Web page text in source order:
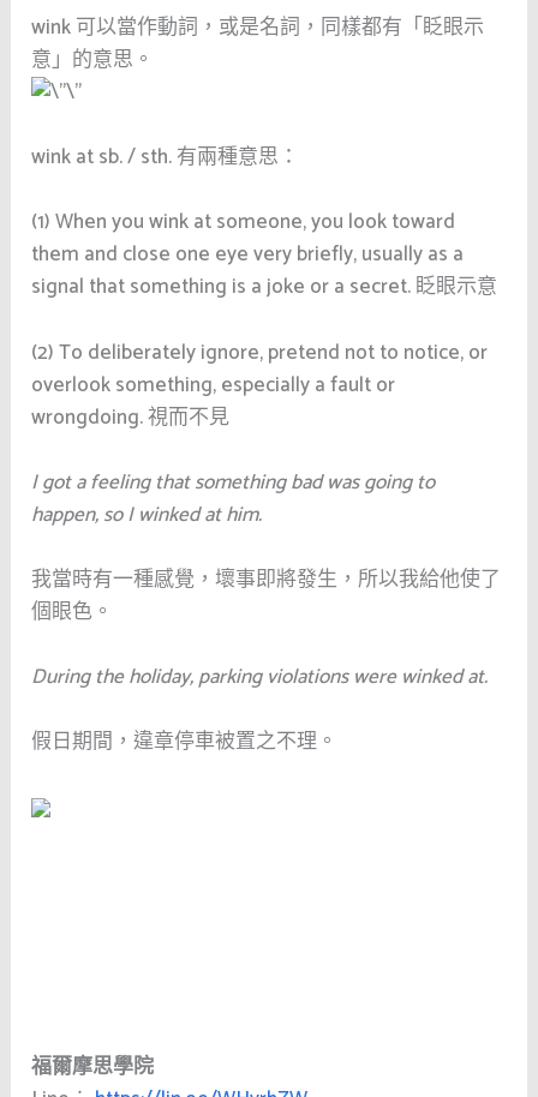
wink 可以當作動詞，或是名詞，同樣都有「眨眼示
意」的意思。
wink at sb. / sth. 有兩種意思：
(1) When you wink at someone, you look toward
them and close one eye very briefly, usually as a
signal that something is a joke or a secret.眨眼示意
(2) To deliberately ignore, pretend not to notice, or
overlook something, especially a fault or
wrongdoing.視而不見
I got a feeling that something bad was going to
happen, so I winked at him.
我當時有一種感覺，壞事即將發生，所以我給他使了
個眼色。
During the holiday, parking violations were winked at.
假日期間，違章停車被置之不理。
福爾摩思學院